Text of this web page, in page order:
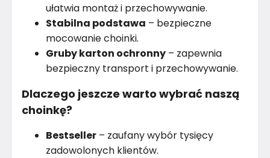
ułatwia montaż i przechowywanie.
Stabilna podstawa – bezpieczne
mocowanie choinki.
Gruby karton ochronny – zapewnia
bezpieczny transport i przechowywanie.
Dlaczego jeszcze warto wybrać naszą
choinkę?
Bestseller – zaufany wybór tysięcy
zadowolonych klientów.